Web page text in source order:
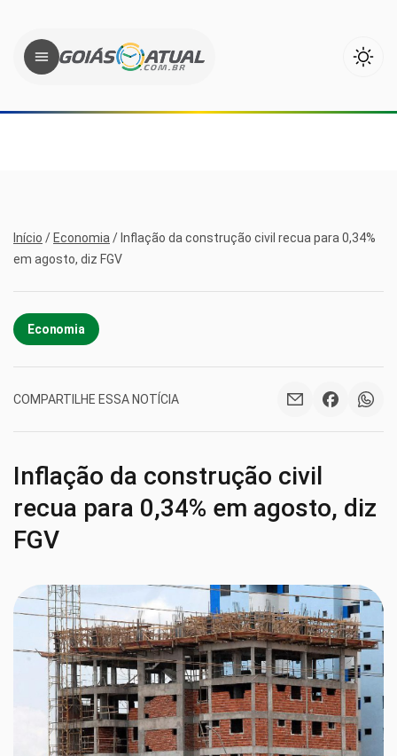
Início / Economia / Inflação da construção civil recua para 0,34%
em agosto, diz FGV
Economia
COMPARTILHE ESSA NOTÍCIA
Inflação da construção civil
recua para 0,34% em agosto, diz
FGV